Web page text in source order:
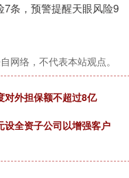
条，预警提醒天眼风险9
网络，不代表本站观点。
对外担保额不超过8亿
全资子公司以增强客户